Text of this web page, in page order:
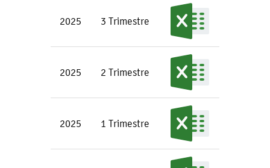
2025 3 Trimestre
2025 2 Trimestre
2025 1 Trimestre